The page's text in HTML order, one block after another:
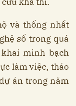
và thống nhất
số trong quá
minh bạch
làm việc, tháo
án trong năm